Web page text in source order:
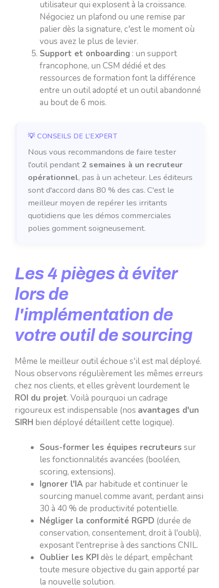
utilisateur qui explosent à la croissance.
Négociez un plafond ou une remise par
palier dès la signature, c'est le moment où
vous avez le plus de levier.
Support et onboarding : un support
francophone, un CSM dédié et des
ressources de formation font la différence
entre un outil adopté et un outil abandonné
au bout de 6 mois.
Nous vous recommandons de faire tester
l'outil pendant 2 semaines à un recruteur
opérationnel, pas à un acheteur. Les éditeurs
sont d'accord dans 80 % des cas. C'est le
meilleur moyen de repérer les irritants
quotidiens que les démos commerciales
polies gomment soigneusement.
Les 4 pièges à éviter
lors de
l'implémentation de
votre outil de sourcing
Même le meilleur outil échoue s'il est mal déployé.
Nous observons régulièrement les mêmes erreurs
chez nos clients, et elles grèvent lourdement le
ROI du projet. Voilà pourquoi un cadrage
rigoureux est indispensable (nos avantages d'un
SIRH bien déployé détaillent cette logique).
Sous-former les équipes recruteurs sur
les fonctionnalités avancées (booléen,
scoring, extensions).
Ignorer l'IA par habitude et continuer le
sourcing manuel comme avant, perdant ainsi
30 à 40 % de productivité potentielle.
Négliger la conformité RGPD (durée de
conservation, consentement, droit à l'oubli),
exposant l'entreprise à des sanctions CNIL.
Oublier les KPI dès le départ, empêchant
toute mesure objective du gain apporté par
la nouvelle solution.